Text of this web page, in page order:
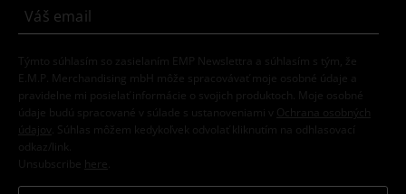
Týmto súhlasím so zasielaním EMP Newslettra a súhlasím s tým, že
E.M.P. Merchandising mbH môže spracovávať moje osobné údaje a
pravidelne mi posielať informácie o svojich produktoch. Moje osobné
údaje budú spracované v súlade s ustanoveniami v
Ochrana osobných
údajov
. Súhlas môžem kedykoľvek odvolať kliknutím na odhlasovací
odkaz/link.
Unsubscribe here